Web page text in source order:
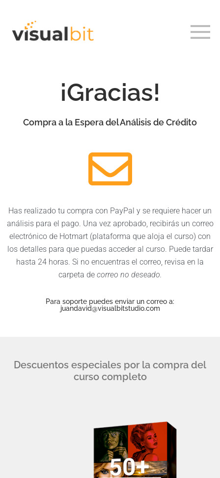
¡Gracias!
Compra a la Espera del Análisis de Crédito
Has realizado tu compra con PayPal y se requiere hacer un
análisis para el pago. Una vez aprobado, recibirás un correo
electrónico de Hotmart (plataforma que aloja el curso) con
los detalles para que puedas acceder al curso. Puede tardar
hasta 24 horas. Si no encuentras el correo, revisa en la
carpeta de correo no deseado.
Para soporte puedes enviar un correo a:
juandavid@visualbitstudio.com
Descuentos especiales por la compra del
curso completo